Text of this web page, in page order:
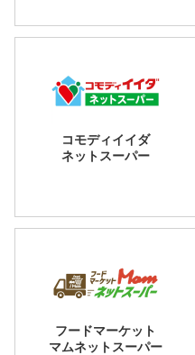
コモディイイダ
ネットスーパー
フードマーケット
マムネットスーパー